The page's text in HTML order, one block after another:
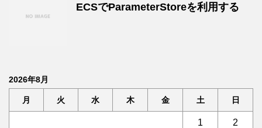
ECSでParameterStoreを利用する
2026年8月
月 火 水 木 金 土 日
1 2